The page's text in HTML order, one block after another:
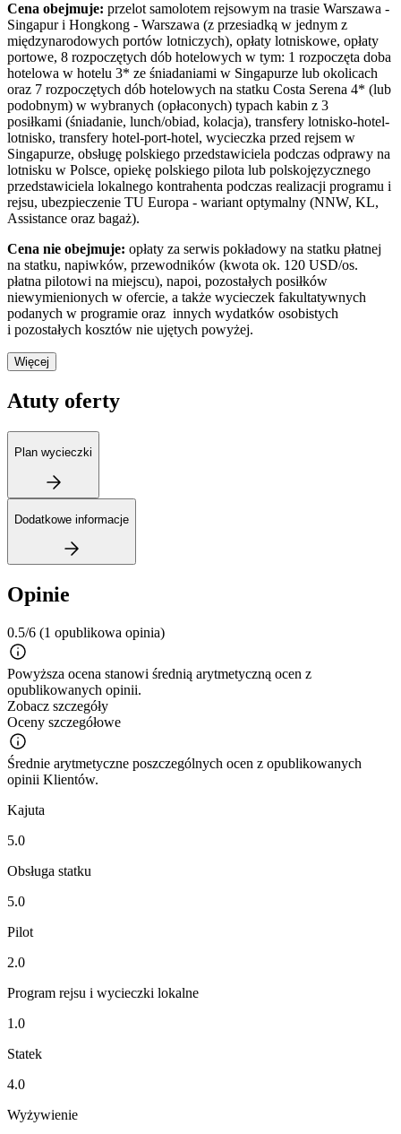
Cena obejmuje: przelot samolotem rejsowym na trasie Warszawa -
Singapur i Hongkong - Warszawa (z przesiadką w jednym z
międzynarodowych portów lotniczych), opłaty lotniskowe, opłaty
portowe, 8 rozpoczętych dób hotelowych w tym: 1 rozpoczęta doba
hotelowa w hotelu 3* ze śniadaniami w Singapurze lub okolicach
oraz 7 rozpoczętych dób hotelowych na statku Costa Serena 4* (lub
podobnym) w wybranych (opłaconych) typach kabin z 3
posiłkami (śniadanie, lunch/obiad, kolacja), transfery lotnisko-hotel-
lotnisko, transfery hotel-port-hotel, wycieczka przed rejsem w
Singapurze, obsługę polskiego przedstawiciela podczas odprawy na
lotnisku w Polsce, opiekę polskiego pilota lub polskojęzycznego
przedstawiciela lokalnego kontrahenta podczas realizacji programu i
rejsu, ubezpieczenie TU Europa - wariant optymalny (NNW, KL,
Assistance oraz bagaż).
Cena nie obejmuje: opłaty za serwis pokładowy na statku płatnej
na statku, napiwków, przewodników (kwota ok. 120 USD/os.
płatna pilotowi na miejscu), napoi, pozostałych posiłków
niewymienionych w ofercie, a także wycieczek fakultatywnych
podanych w programie oraz innych wydatków osobistych
i pozostałych kosztów nie ujętych powyżej.
Więcej
Atuty oferty
Plan wycieczki
Dodatkowe informacje
Opinie
0.5/6 (1 opublikowa opinia)
Powyższa ocena stanowi średnią arytmetyczną ocen z
opublikowanych opinii.
Zobacz szczegóły
Oceny szczegółowe
Średnie arytmetyczne poszczególnych ocen z opublikowanych
opinii Klientów.
Kajuta
5.0
Obsługa statku
5.0
Pilot
2.0
Program rejsu i wycieczki lokalne
1.0
Statek
4.0
Wyżywienie